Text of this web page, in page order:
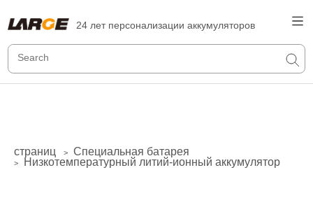
24 лет персонализации аккумуляторов
страниц > Специальная батарея
> Низкотемпературный литий-ионный аккумулятор